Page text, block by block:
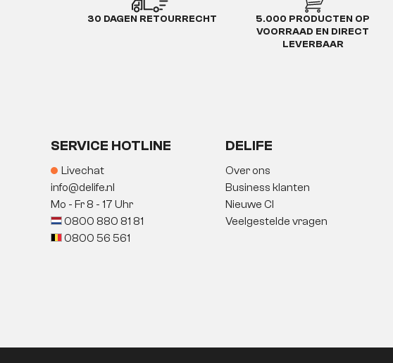
30 DAGEN RETOURRECHT
5.000 PRODUCTEN OP
VOORRAAD EN DIRECT
LEVERBAAR
SERVICE HOTLINE
Livechat
info@delife.nl
Mo - Fr 8 - 17 Uhr
0800 880 81 81
0800 56 561
DELIFE
Over ons
Business klanten
Nieuwe CI
Veelgestelde vragen